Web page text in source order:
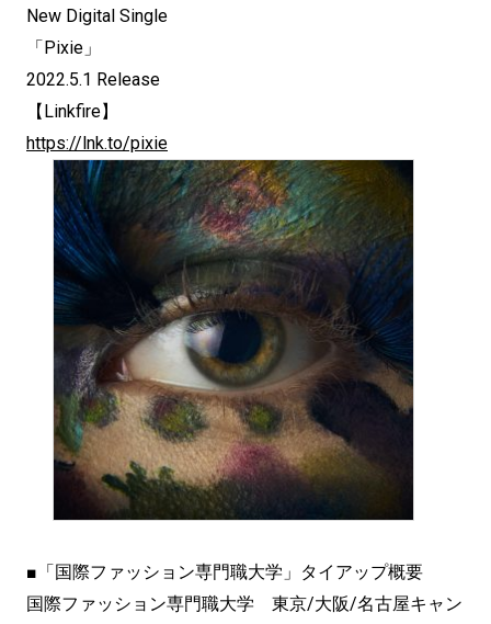
New Digital Single
「Pixie」
2022.5.1 Release
【Linkfire】
https://lnk.to/pixie
■「国際ファッション専門職大学」タイアップ概要
国際ファッション専門職大学 東京/大阪/名古屋キャン